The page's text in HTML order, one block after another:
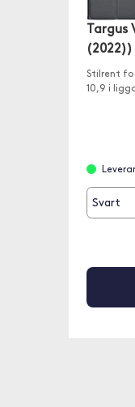
Targus
(2022))
Stilrent
10,9 i
Svart